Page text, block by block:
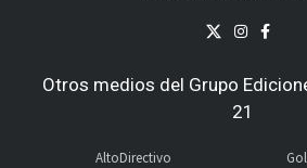
Otros medios del Grupo
21
AltoDirectivo